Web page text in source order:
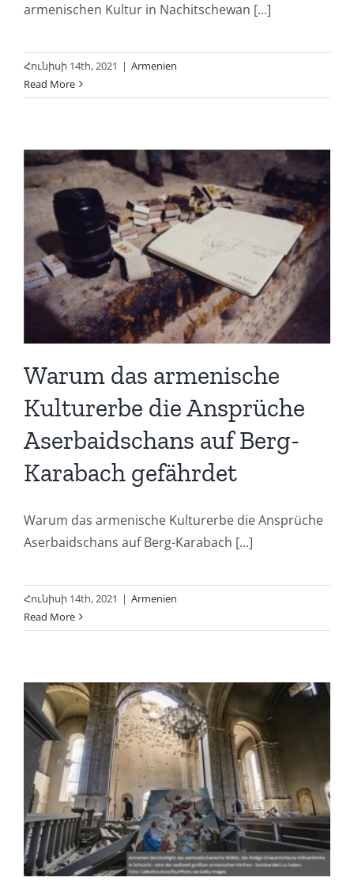
armenischen Kultur in Nachitschewan [...]
Հունիսի 14th, 2021 | Armenien
Read More
Warum das armenische
Kulturerbe die Ansprüche
Aserbaidschans auf Berg-
Karabach gefährdet
Warum das armenische Kulturerbe die Ansprüche
Aserbaidschans auf Berg-Karabach [...]
Հունիսի 14th, 2021 | Armenien
Read More